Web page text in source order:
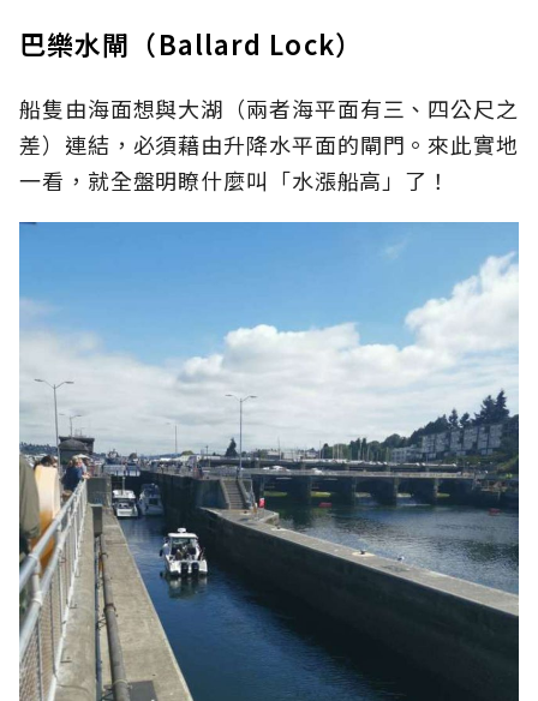
巴樂水閘（Ballard Lock）
船隻由海面想與大湖（兩者海平面有三、四公尺之
差）連結，必須藉由升降水平面的閘門。來此實地
一看，就全盤明瞭什麼叫「水漲船高」了！